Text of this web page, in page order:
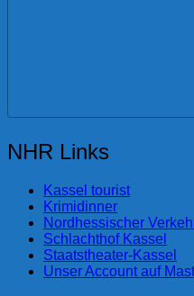
NHR Links
Kassel tourist
Krimidinner
Nordhessischer
Schlachthof Kassel
Staatstheater-Kassel
Unser Account auf